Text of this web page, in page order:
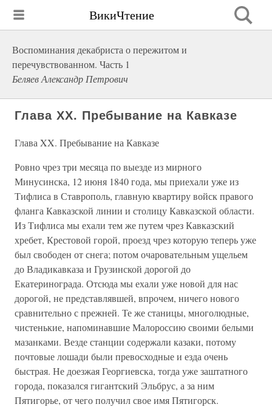
ВикиЧтение
Воспоминания декабриста о пережитом и
перечувствованном. Часть 1
Беляев Александр Петрович
Глава XX. Пребывание на Кавказе
Глава XX. Пребывание на Кавказе
Ровно чрез три месяца по выезде из мирного
Минусинска, 12 июня 1840 года, мы приехали уже из
Тифлиса в Ставрополь, главную квартиру войск правого
фланга Кавказской линии и столицу Кавказской области.
Из Тифлиса мы ехали тем же путем чрез Кавказский
хребет, Крестовой горой, проезд чрез которую теперь уже
был свободен от снега; потом очаровательным ущельем
до Владикавказа и Грузинской дорогой до
Екатеринограда. Отсюда мы ехали уже новой для нас
дорогой, не представлявшей, впрочем, ничего нового
сравнительно с прежней. Те же станицы, многолюдные,
чистенькие, напоминавшие Малороссию своими белыми
мазанками. Везде станции содержали казаки, потому
почтовые лошади были превосходные и езда очень
быстрая. Не доезжая Георгиевска, тогда уже заштатного
города, показался гигантский Эльбрус, а за ним
Пятигорье, от чего получил свое имя Пятигорск.